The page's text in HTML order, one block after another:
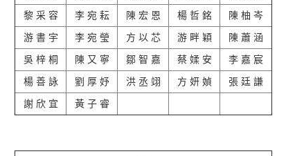
黎 采 容 李 宛 耘 陳 宏 恩 楊 哲 銘 陳 柚 岑
游 書 宇 李 宛 瑩 方 以 芯 游 畔 穎 陳 蕭 涵
吳 梓 桐 陳 又 寧 鄒 智 嘉 蔡 媃 安 李 嘉 宸
楊 善 詠 劉 厚 妤 洪 丞 翊 方 妍 媜 張 廷 謙
謝 欣 宜 黃 子 睿